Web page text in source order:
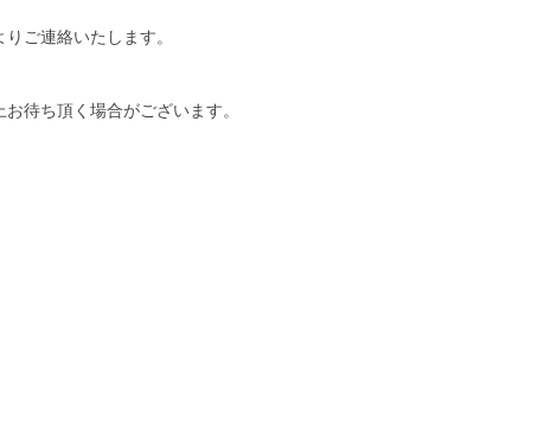
ご連絡いたします。
待ち頂く場合がございます。